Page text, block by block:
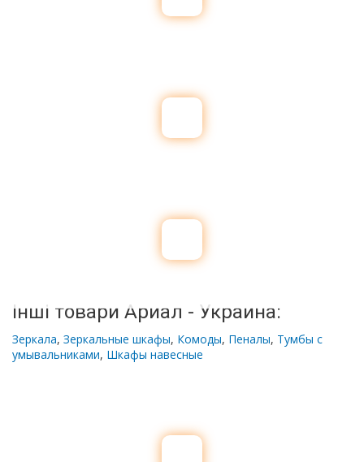
Інші товари Ариал - Украина:
Зеркала, Зеркальные шкафы, Комоды, Пеналы, Тумбы с
умывальниками, Шкафы навесные